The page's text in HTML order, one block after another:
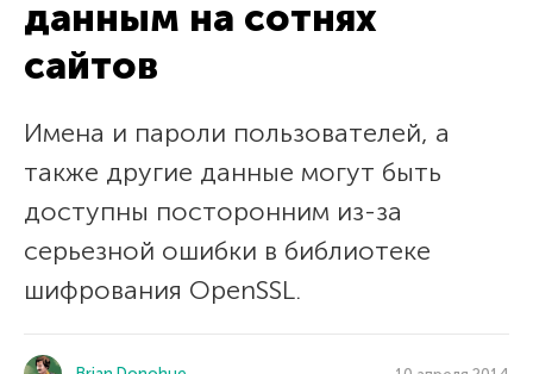
данным на сотнях
сайтов
Имена и пароли пользователей, а
также другие данные могут быть
доступны посторонним из-за
серьезной ошибки в библиотеке
шифрования OpenSSL.